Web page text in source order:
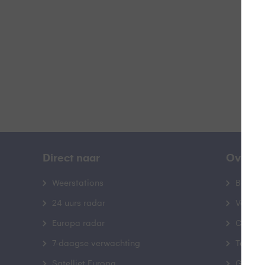
Direct naar
Weerstations
24 uurs radar
Europa radar
7-daagse verwachting
Over
Contact